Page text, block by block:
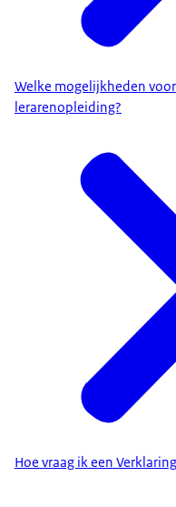
Welke mogelijkheden
lerarenopleiding?
Hoe vraag ik een